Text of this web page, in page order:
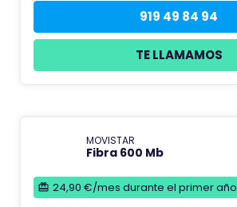
919 49 84 94
TE LLAMAMOS
MOVISTAR
Fibra 600 Mb
24,90 €/mes durante el primer año